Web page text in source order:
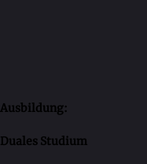
Ausbildung:
Duales Studium